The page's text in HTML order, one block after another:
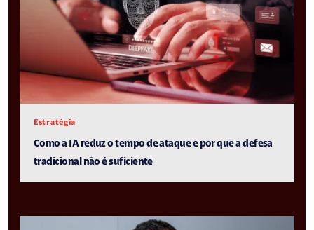
Estratégia
Como a IA reduz o tempo de ataque e por que a defesa
tradicional não é suficiente